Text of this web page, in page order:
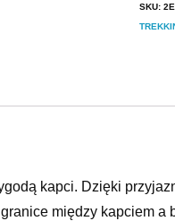
SKU:
kapci. Dzięki
między kapciem a